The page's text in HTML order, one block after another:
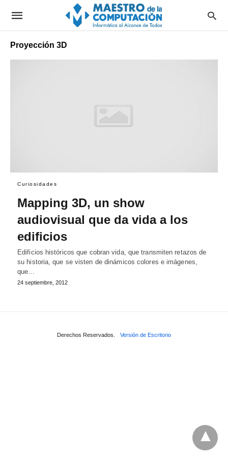
Proyección 3D
Curiosidades
Mapping 3D, un show
audiovisual que da vida a los
edificios
Edificios históricos que cobran vida, que transmiten retazos de
su historia, que se visten de dinámicos colores e imágenes,
que…
24 septiembre, 2012
Derechos Reservados. Versión de Escritorio